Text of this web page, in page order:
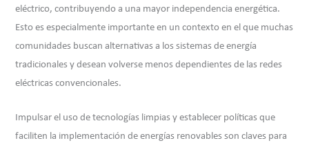
eléctrico, contribuyendo a una mayor independencia energética.
Esto es especialmente importante en un contexto en el que muchas
comunidades buscan alternativas a los sistemas de energía
tradicionales y desean volverse menos dependientes de las redes
eléctricas convencionales.
Impulsar el uso de tecnologías limpias y establecer políticas que
faciliten la implementación de energías renovables son claves para